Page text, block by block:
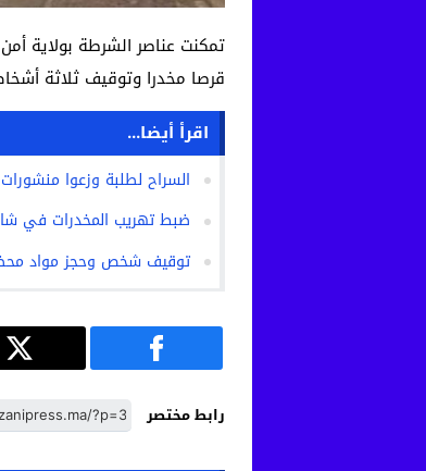
قرصا مخدرا وتوقيف ثلاثة
اقرأ أيضا...
السراح لطلبة وزعوا
ضبط تهريب المخدرات في
توقيف شخص وحجز مواد
رابط مختصر